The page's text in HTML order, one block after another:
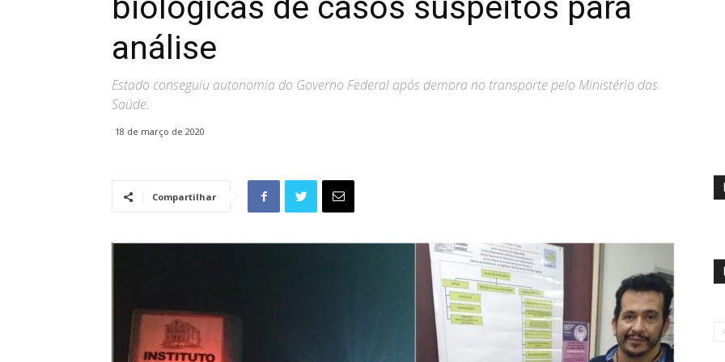
análise
Estado conseguiu autonomia do Governo Federal após demora no transporte pelo Ministério das
Saúde.
18 de março de 2020
Compartilhar